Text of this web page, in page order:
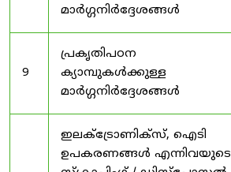
മാർഗ്ഗനിർദ്ദേശങ്ങൾ
9
പ്രകൃതിപഠന
ക്യാമ്പുകൾക്കുള്ള
മാർഗ്ഗനിർദ്ദേശങ്ങൾ
ഇലക്‌ട്രോണിക്‌സ്, ഐടി
ഉപകരണങ്ങൾ എന്നിവയുടെ